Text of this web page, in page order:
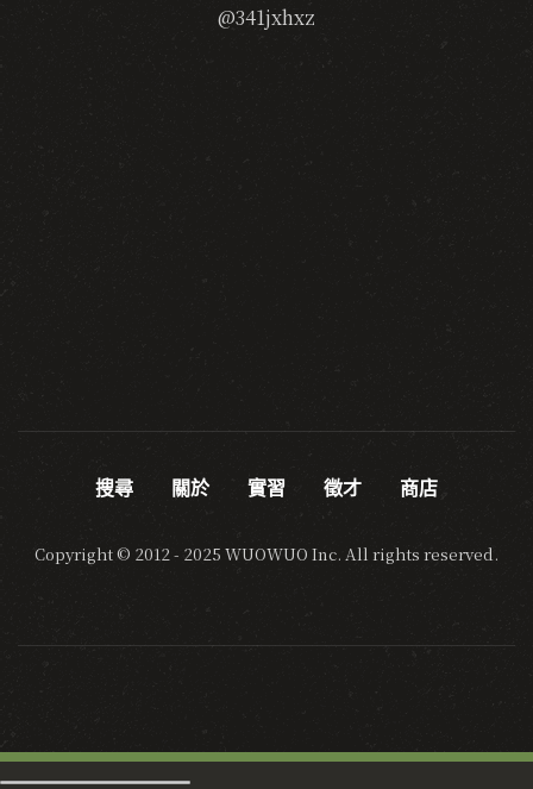
@341jxhxz
搜尋 關於 實習 徵才 商店
Copyright © 2012 - 2025 WUOWUO Inc. All rights reserved.